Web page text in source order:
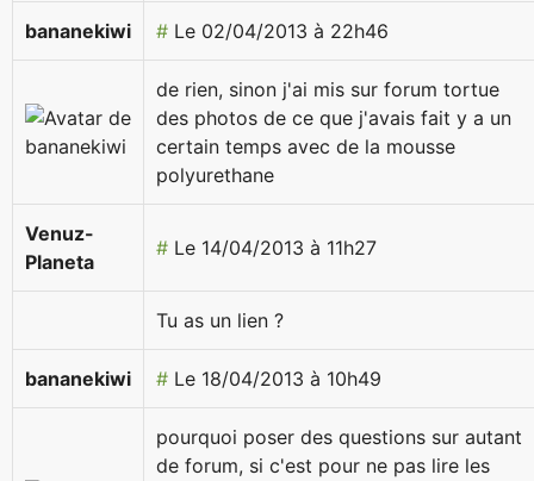
bananekiwi # Le 02/04/2013 à 22h46
de rien, sinon j'ai mis sur forum tortue
des photos de ce que j'avais fait y a un
certain temps avec de la mousse
polyurethane
Venuz-
Planeta
# Le 14/04/2013 à 11h27
Tu as un lien ?
bananekiwi # Le 18/04/2013 à 10h49
pourquoi poser des questions sur autant
de forum, si c'est pour ne pas lire les